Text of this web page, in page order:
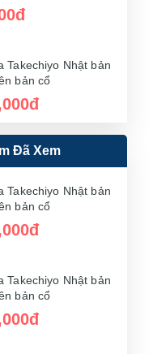
Takechiyo Nhật bản
bản cổ
Takechiyo Nhật bản
bản cổ
bản
Đã Xem
Takechiyo Nhật bản
bản cổ
Takechiyo Nhật bản
bản cổ